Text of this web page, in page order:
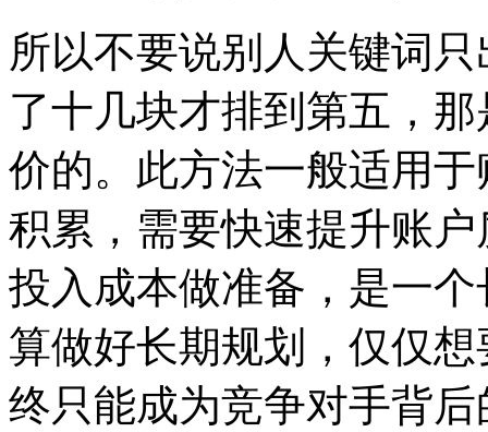
所以不要说别人关键词
了十几块才排到第五，
价的。此方法一般适用
积累，需要快速提升账
投入成本做准备，是一
算做好长期规划，仅仅
终只能成为竞争对手背